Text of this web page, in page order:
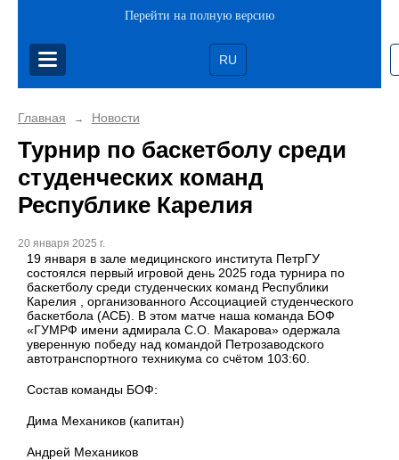
Перейти на полную версию
RU
Главная → Новости
Турнир по баскетболу среди
студенческих команд
Республике Карелия
20 января 2025 г.
19 января в зале медицинского института ПетрГУ
состоялся первый игровой день 2025 года турнира по
баскетболу среди студенческих команд Республики
Карелия , организованного Ассоциацией студенческого
баскетбола (АСБ). В этом матче наша команда БОФ
«ГУМРФ имени адмирала С.О. Макарова» одержала
уверенную победу над командой Петрозаводского
автотранспортного техникума со счётом 103:60.
Состав команды БОФ:
Дима Механиков (капитан)
Андрей Механиков